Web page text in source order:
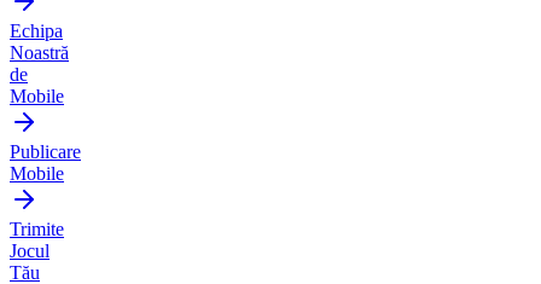
Echipa
Noastră
de
Mobile
Publicare
Mobile
Trimite
Jocul
Tău